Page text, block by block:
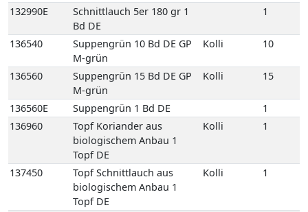
136560E Suppengrün 1 Bd DE
1
Topf Koriander aus
biologischem Anbau 1
Topf DE
137450
Topf Schnittlauch aus
biologischem Anbau 1
Topf DE
Kolli 1
137540
Topf Zitronenmelisse aus
biologischem Anbau 1
Topf DE
Kolli 1
119300
Speisekartoffeln
festkochend 2,5 kg
gepackt 8 Carryfresh 35+
DE GP H-grün
Kolli 8